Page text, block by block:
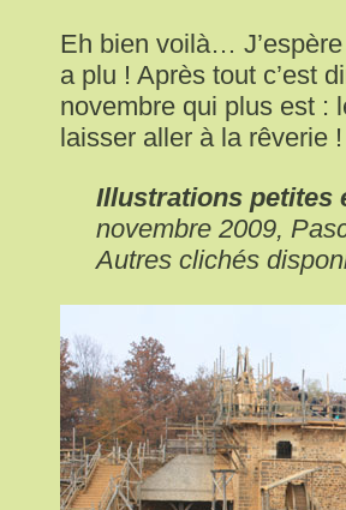
Eh bien voilà…
a plu ! Après tout c’est
novembre qui plus est :
laisser aller à la rêverie !
Illustrations petites
novembre 2009,
Autres clichés